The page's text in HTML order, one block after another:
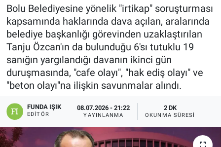
Bolu Belediyesine yönelik "irtikap" soruşturması
kapsamında haklarında dava açılan, aralarında
belediye başkanlığı görevinden uzaklaştırılan
Tanju Özcan'ın da bulunduğu 6'sı tutuklu 19
sanığın yargılandığı davanın ikinci gün
duruşmasında, "cafe olayı", "hak ediş olayı" ve
"beton olayı"na ilişkin savunmalar alındı.
FUNDA IŞIK
EDITÖR
08.07.2026 - 21:22
YAYINLANMA
2 DK
OKUNMA SÜRESI
ÖZEL HABER
Keşfet
ASTROLOJİ
MANŞET
RESMİ İLANLAR
İLAN